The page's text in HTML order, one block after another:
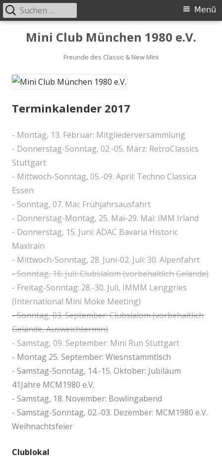
Mini Club München 1980 e.V.
Freunde des Classic & New Mini
Primäres
Menü
Menü
Suchen
nach:
Terminkalender 2017
- Montag, 13. Februar: Mitgliederversammlung
- Donnerstag-Sonntag, 02.-05. März: RetroClassics
Stuttgart
- Mittwoch-Sonntag, 05.-09. April: Techno Classica
Essen
- Sonntag, 07. Mai: Frühjahrsausfahrt
- Donnerstag-Montag, 25. Mai-29. Mai: IMM Irland
- Donnerstag, 15. Juni: ADAC Bavaria Historic
Maxlrain
- Mittwoch-Sonntag, 28. Juni-02. Juli: 30. Alpenfahrt
- Sonntag, 16. Juli: Clubslalom (vorbehaltlich Gelände)
- Freitag-Sonntag: 28.-30. Juli, IMMM Lenggries
(International Mini Moke Meeting)
- Sonntag, 03. September: Clubslalom (vorbehaltlich
Gelände, Ausweichtermin)
- Samstag, 09. September: Mini Run Stuttgart
- Montag 25. September: Wiesnstammtisch
- Samstag-Sonntag, 14.-15. Oktober: Jubiläum
41Jahre MCM1980 e.V.
- Samstag, 18. November: Bowlingabend
- Samstag-Sonntag, 02.-03. Dezember: MCM1980 e.V.
Weihnachtsfeier
Clublokal